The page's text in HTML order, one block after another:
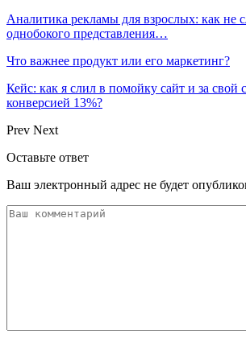
Аналитика рекламы для взрослых: как не
однобокого представления…
Что важнее продукт или его маркетинг?
Кейс: как я слил в помойку сайт и за свой
конверсией 13%?
Prev Next
Оставьте ответ
Ваш электронный адрес не будет